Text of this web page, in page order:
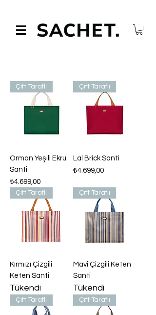
Çift Taraflı
Orman Yeşili Ekru
Santi
Fiyat
₺4.699,00
Çift Taraflı
Lal Brick Santi
Fiyat
₺4.699,00
Çift Taraflı
Kırmızı Çizgili
Keten Santi
Tükendi
Çift Taraflı
Mavi Çizgili Keten
Santi
Tükendi
Çift Taraflı Çift Taraflı